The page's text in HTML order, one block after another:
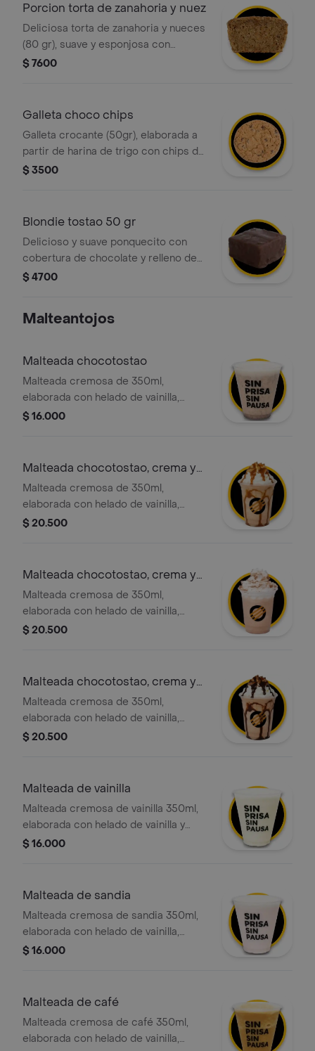
Porcion torta de zanahoria y nuez
Deliciosa torta de zanahoria y nueces
(80 gr), suave y esponjosa con
pequeños trozos de zanahoria en su
$ 7600
Galleta choco chips
Galleta crocante (50gr), elaborada a
partir de harina de trigo con chips de
chocolate.
$ 3500
Blondie tostao 50 gr
Delicioso y suave ponquecito con
cobertura de chocolate y relleno de
vainilla con chips
$ 4700
Malteantojos
Malteada chocotostao
Malteada cremosa de 350ml,
elaborada con helado de vainilla,
leche deslactosada y trozos nuestro
de tu elección.
$ 16.000
Malteada chocotostao, crema y
adición
Malteada cremosa de 350ml,
elaborada con helado de vainilla,
leche deslactosada y trozos nuestro
caramelo
$ 20.500
Malteada chocotostao, crema y
adición
Malteada cremosa de 350ml,
elaborada con helado de vainilla,
leche deslactosada y trozos nuestro
$ 20.500
Malteada chocotostao, crema y
adición
Malteada cremosa de 350ml,
elaborada con helado de vainilla,
leche deslactosada y trozos nuestro
chocolate
$ 20.500
Malteada de vainilla
Malteada cremosa de vainilla 350ml,
elaborada con helado de vainilla y
leche deslactosada, con la opción de
$ 16.000
Malteada de sandia
Malteada cremosa de sandia 350ml,
elaborada con helado de vainilla,
leche deslactosada y nuestro
elección.
$ 16.000
Malteada de café
Malteada cremosa de café 350ml,
elaborada con helado de vainilla,